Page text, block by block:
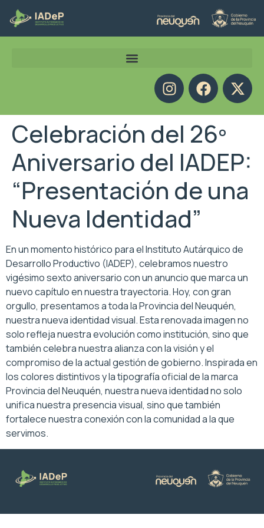
Celebración del 26º
Aniversario del IADEP:
“Presentación de una
Nueva Identidad”
En un momento histórico para el Instituto Autárquico de
Desarrollo Productivo (IADEP), celebramos nuestro
vigésimo sexto aniversario con un anuncio que marca un
nuevo capítulo en nuestra trayectoria. Hoy, con gran
orgullo, presentamos a toda la Provincia del Neuquén,
nuestra nueva identidad visual. Esta renovada imagen no
solo refleja nuestra evolución como institución, sino que
también celebra nuestra alianza con la visión y el
compromiso de la actual gestión de gobierno. Inspirada en
los colores distintivos y la tipografía oficial de la marca
Provincia del Neuquén, nuestra nueva identidad no solo
unifica nuestra presencia visual, sino que también
fortalece nuestra conexión con la comunidad a la que
servimos.